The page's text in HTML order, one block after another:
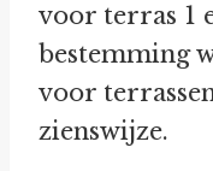
voor terras 1
bestemming
voor
zienswijze.